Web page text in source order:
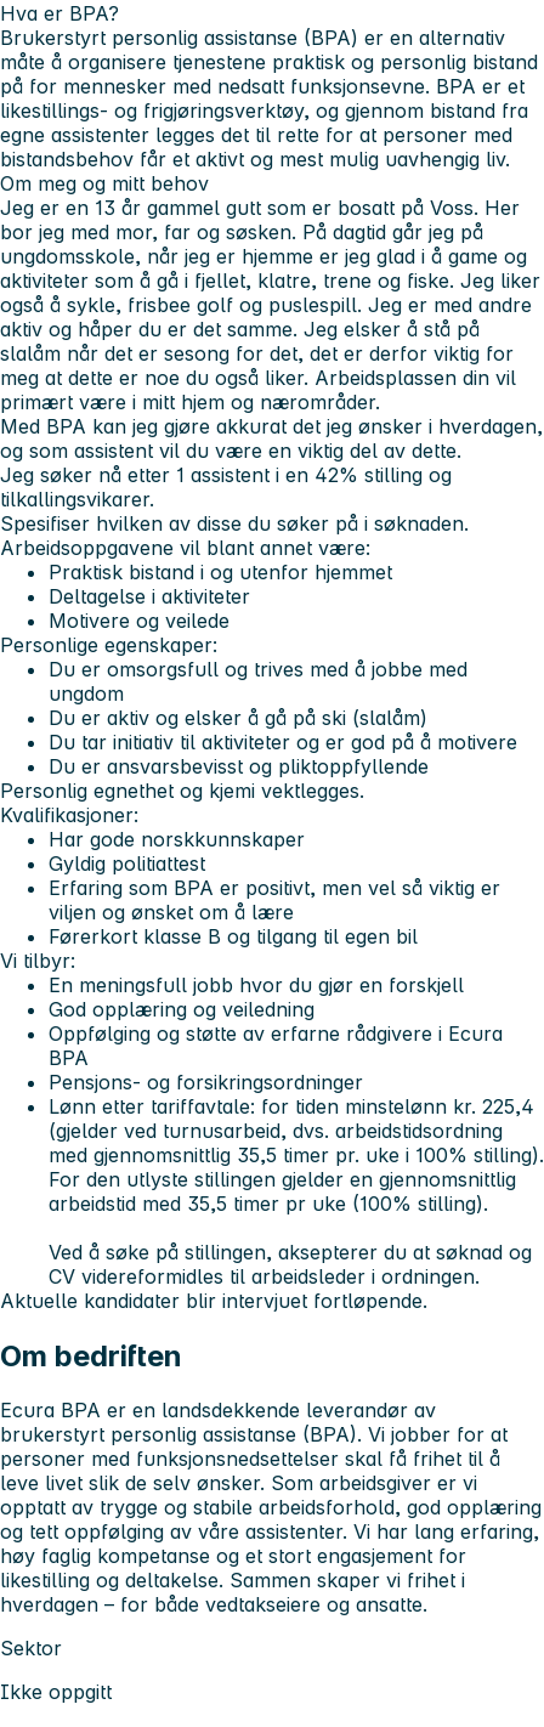
Hva er BPA?
Brukerstyrt personlig assistanse (BPA) er en alternativ
måte å organisere tjenestene praktisk og personlig bistand
på for mennesker med nedsatt funksjonsevne. BPA er et
likestillings- og frigjøringsverktøy, og gjennom bistand fra
egne assistenter legges det til rette for at personer med
bistandsbehov får et aktivt og mest mulig uavhengig liv.
Om meg og mitt behov
Jeg er en 13 år gammel gutt som er bosatt på Voss. Her
bor jeg med mor, far og søsken. På dagtid går jeg på
ungdomsskole, når jeg er hjemme er jeg glad i å game og
aktiviteter som å gå i fjellet, klatre, trene og fiske. Jeg liker
også å sykle, frisbee golf og puslespill. Jeg er med andre
aktiv og håper du er det samme. Jeg elsker å stå på
slalåm når det er sesong for det, det er derfor viktig for
meg at dette er noe du også liker. Arbeidsplassen din vil
primært være i mitt hjem og nærområder.
Med BPA kan jeg gjøre akkurat det jeg ønsker i hverdagen,
og som assistent vil du være en viktig del av dette.
Jeg søker nå etter 1 assistent i en 42% stilling og
tilkallingsvikarer.
Spesifiser hvilken av disse du søker på i søknaden.
Arbeidsoppgavene vil blant annet være:
Praktisk bistand i og utenfor hjemmet
Deltagelse i aktiviteter
Motivere og veilede
Personlige egenskaper:
Du er omsorgsfull og trives med å jobbe med
ungdom
Du er aktiv og elsker å gå på ski (slalåm)
Du tar initiativ til aktiviteter og er god på å motivere
Du er ansvarsbevisst og pliktoppfyllende
Personlig egnethet og kjemi vektlegges.
Kvalifikasjoner:
Har gode norskkunnskaper
Gyldig politiattest
Erfaring som BPA er positivt, men vel så viktig er
viljen og ønsket om å lære
Førerkort klasse B og tilgang til egen bil
Vi tilbyr:
En meningsfull jobb hvor du gjør en forskjell
God opplæring og veiledning
Oppfølging og støtte av erfarne rådgivere i Ecura
BPA
Pensjons- og forsikringsordninger
Lønn etter tariffavtale: for tiden minstelønn kr. 225,4
(gjelder ved turnusarbeid, dvs. arbeidstidsordning
med gjennomsnittlig 35,5 timer pr. uke i 100% stilling).
For den utlyste stillingen gjelder en gjennomsnittlig
arbeidstid med 35,5 timer pr uke (100% stilling).
Ved å søke på stillingen, aksepterer du at søknad og
CV videreformidles til arbeidsleder i ordningen.
Aktuelle kandidater blir intervjuet fortløpende.
Om bedriften
Ecura BPA er en landsdekkende leverandør av
brukerstyrt personlig assistanse (BPA). Vi jobber for at
personer med funksjonsnedsettelser skal få frihet til å
leve livet slik de selv ønsker. Som arbeidsgiver er vi
opptatt av trygge og stabile arbeidsforhold, god opplæring
og tett oppfølging av våre assistenter. Vi har lang erfaring,
høy faglig kompetanse og et stort engasjement for
likestilling og deltakelse. Sammen skaper vi frihet i
hverdagen – for både vedtakseiere og ansatte.
Sektor
Ikke oppgitt